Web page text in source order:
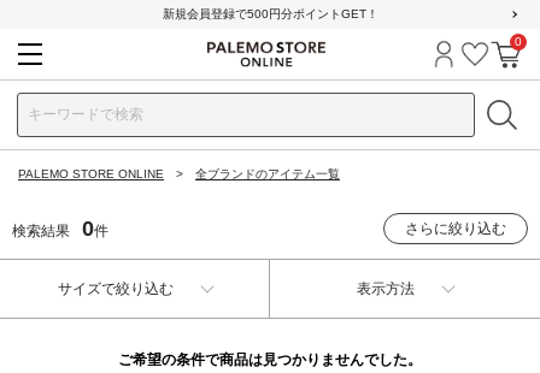
新規会員登録で500円分ポイントGET！
ログイン
お気に
カ
0
PALEMO STORE ONLINE 全ブランドのアイテム一覧
検索結果 0件 さらに絞り込む
サイズで絞り込む 表示方法
ご希望の条件で商品は見つかりませんでした。